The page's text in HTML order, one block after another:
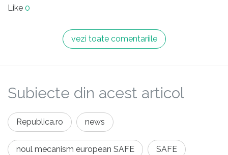
Like 0
vezi toate comentariile
Subiecte din acest articol
Republica.ro news
noul mecanism european SAFE SAFE